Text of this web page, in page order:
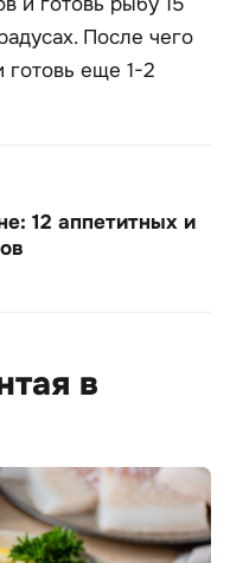
После чего
готовь еще 1-2
12 аппетитных и
в